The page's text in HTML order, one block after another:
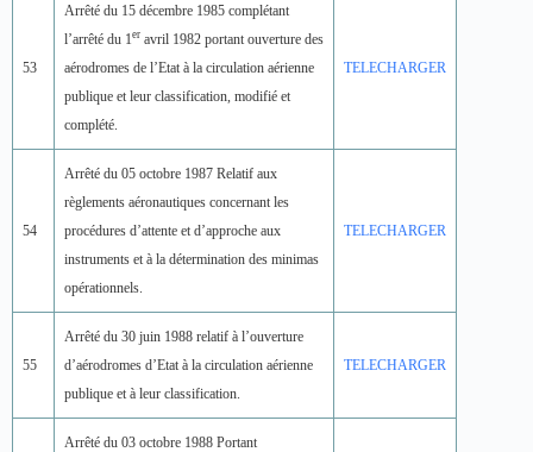
53
Arrêté du 15 décembre 1985 complétant
l’arrêté du 1 er avril 1982 portant ouverture des
aérodromes de l’Etat à la circulation aérienne
publique et leur classification, modifié et
complété.
TELECHARGER
54
Arrêté du 05 octobre 1987 Relatif aux
règlements aéronautiques concernant les
procédures d’attente et d’approche aux
instruments et à la détermination des minimas
opérationnels.
TELECHARGER
55
Arrêté du 30 juin 1988 relatif à l’ouverture
d’aérodromes d’Etat à la circulation aérienne
publique et à leur classification.
TELECHARGER
Arrêté du 03 octobre 1988 Portant